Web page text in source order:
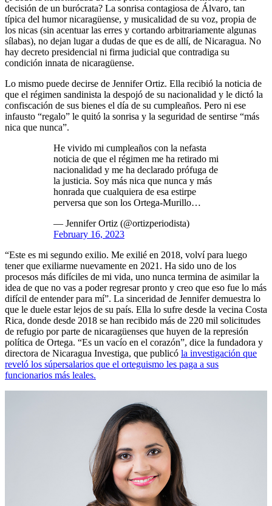
decisión de un burócrata? La sonrisa contagiosa de Álvaro, tan
típica del humor nicaragüense, y musicalidad de su voz, propia de
los nicas (sin acentuar las erres y cortando arbitrariamente algunas
sílabas), no dejan lugar a dudas de que es de allí, de Nicaragua. No
hay decreto presidencial ni firma judicial que contradiga su
condición innata de nicaragüense.
Lo mismo puede decirse de Jennifer Ortiz. Ella recibió la noticia de
que el régimen sandinista la despojó de su nacionalidad y le dictó la
confiscación de sus bienes el día de su cumpleaños. Pero ni ese
infausto “regalo” le quitó la sonrisa y la seguridad de sentirse “más
nica que nunca”.
He vivido mi cumpleaños con la nefasta
noticia de que el régimen me ha retirado mi
nacionalidad y me ha declarado prófuga de
la justicia. Soy más nica que nunca y más
honrada que cualquiera de esa estirpe
perversa que son los Ortega-Murillo…
— Jennifer Ortiz (@ortizperiodista)
February 16, 2023
“Este es mi segundo exilio. Me exilié en 2018, volví para luego
tener que exiliarme nuevamente en 2021. Ha sido uno de los
procesos más difíciles de mi vida, uno nunca termina de asimilar la
idea de que no vas a poder regresar pronto y creo que eso fue lo más
difícil de entender para mí”. La sinceridad de Jennifer demuestra lo
que le duele estar lejos de su país. Ella lo sufre desde la vecina Costa
Rica, donde desde 2018 se han recibido más de 220 mil solicitudes
de refugio por parte de nicaragüenses que huyen de la represión
política de Ortega. “Es un vacío en el corazón”, dice la fundadora y
directora de Nicaragua Investiga, que publicó la investigación que
reveló los súpersalarios que el orteguismo les paga a sus
funcionarios más leales.